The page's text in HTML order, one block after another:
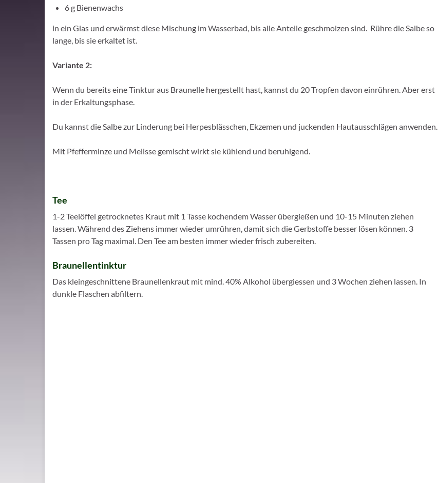
6 g Bienenwachs
in ein Glas und erwärmst diese Mischung im Wasserbad, bis alle Anteile geschmolzen sind. Rühre die Salbe so
lange, bis sie erkaltet ist.
Variante 2:
Wenn du bereits eine Tinktur aus Braunelle hergestellt hast, kannst du 20 Tropfen davon einrühren. Aber erst
in der Erkaltungsphase.
Du kannst die Salbe zur Linderung bei Herpesblässchen, Ekzemen und juckenden Hautausschlägen anwenden.
Mit Pfefferminze und Melisse gemischt wirkt sie kühlend und beruhigend.
Tee
1-2 Teelöffel getrocknetes Kraut mit 1 Tasse kochendem Wasser übergießen und 10-15 Minuten ziehen
lassen. Während des Ziehens immer wieder umrühren, damit sich die Gerbstoffe besser lösen können. 3
Tassen pro Tag maximal. Den Tee am besten immer wieder frisch zubereiten.
Braunellentinktur
Das kleingeschnittene Braunellenkraut mit mind. 40% Alkohol übergiessen und 3 Wochen ziehen lassen. In
dunkle Flaschen abfiltern.